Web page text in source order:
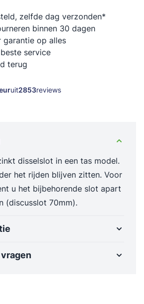
zelfde dag verzonden*
binnen 30 dagen
garantie op alles
service
terug
uit2853reviews
disselslot in een tas model.
het rijden blijven zitten. Voor
u het bijbehorende slot apart
(discusslot 70mm).